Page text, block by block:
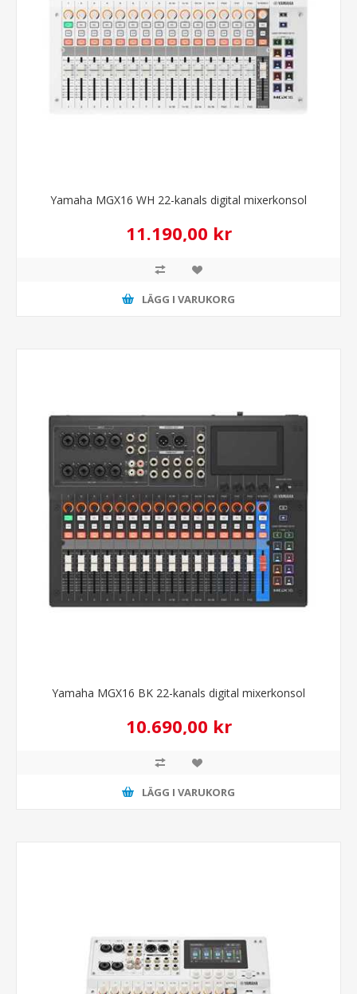
Yamaha MGX16 WH 22-kanals digital mixerkonsol
11.190,00 kr
LÄGG I VARUKORG
Yamaha MGX16 BK 22-kanals digital mixerkonsol
10.690,00 kr
LÄGG I VARUKORG